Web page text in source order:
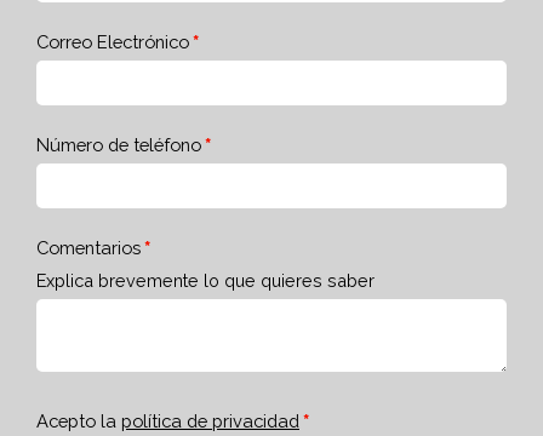
Correo Electrónico
Número de teléfono
Comentarios
Explica brevemente lo que quieres saber
Acepto la política de privacidad